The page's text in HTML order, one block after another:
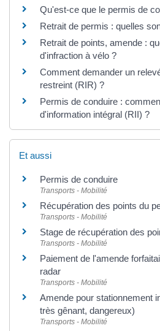
Qu'est-ce que le permis de
Retrait de permis : quelles
Retrait de points, amende :
d'infraction à vélo ?
Comment demander un
restreint (RIR) ?
Permis de conduire :
d'information intégral (RII) ?
Et aussi
Permis de conduire
Transports - Mobilité
Récupération des points du
Transports - Mobilité
Stage de récupération des
Transports - Mobilité
Paiement de l'amende
radar
Transports - Mobilité
Amende pour stationnement
très gênant, dangereux)
Transports - Mobilité